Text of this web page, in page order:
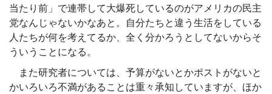
当たり前」で連帯して大爆死しているのがアメリカの民主
党なんじゃないかなあと。自分たちと違う生活をしている
人たちが何を考えてるか、全く分かろうとしてないからそ
ういうことになる。
また研究者については、予算がないとかポストがないと
かいろいろ不満があることは重々承知していますが、ほか